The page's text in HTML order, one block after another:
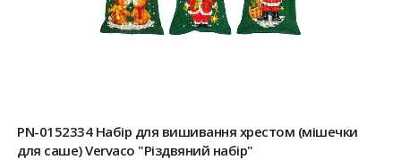
PN-0152334 Набір для вишивання хрестом (мішечки
для саше) Vervaco "Різдвяний набір"